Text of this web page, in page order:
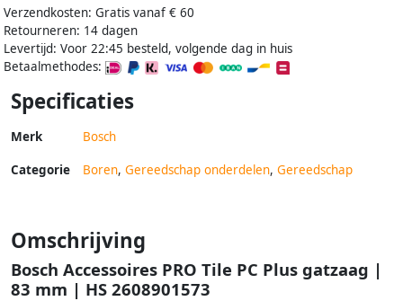
Verzendkosten: Gratis vanaf € 60
Retourneren: 14 dagen
Levertijd: Voor 22:45 besteld, volgende dag in huis
Betaalmethodes:
Specificaties
Merk Bosch
Categorie Boren, Gereedschap onderdelen, Gereedschap
Omschrijving
Bosch Accessoires PRO Tile PC Plus gatzaag |
83 mm | HS 2608901573